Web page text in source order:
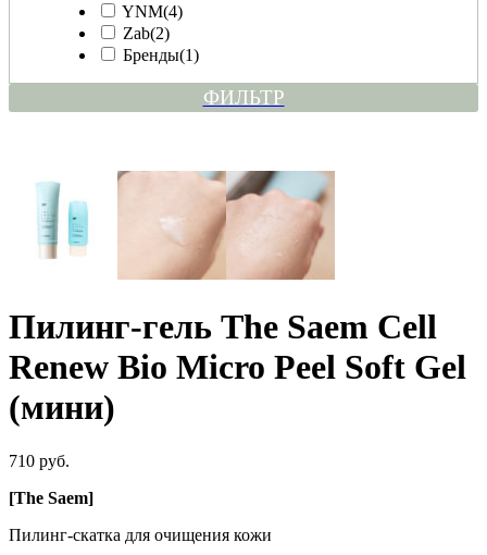
YNM(4)
Zab(2)
Бренды(1)
ФИЛЬТР
Пилинг-гель The Saem Cell
Renew Bio Micro Peel Soft Gel
(мини)
710 руб.
[The Saem]
Пилинг-скатка для очищения кожи